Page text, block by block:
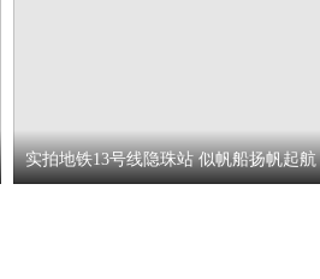
实拍地铁13号线隐珠站 似帆船扬帆起航